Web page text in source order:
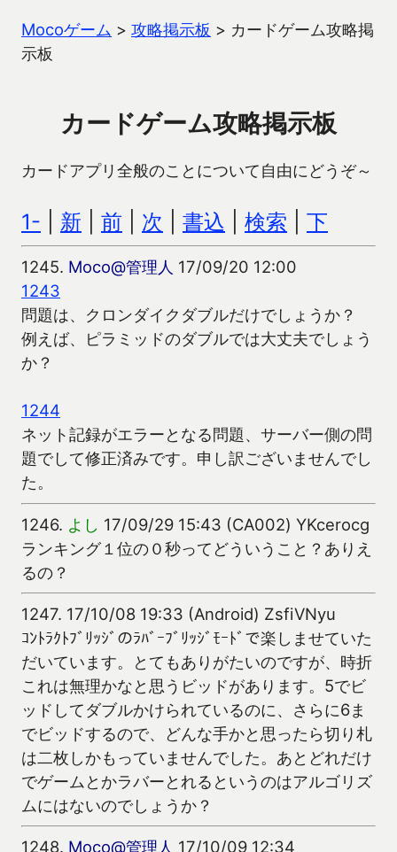
Mocoゲーム > 攻略掲示板 > カードゲーム攻略掲
示板
カードゲーム攻略掲示板
カードアプリ全般のことについて自由にどうぞ～
1- 新 前 次 書込 検索 下
1245. Moco@管理人 17/09/20 12:00
1243
問題は、クロンダイクダブルだけでしょうか？
例えば、ピラミッドのダブルでは大丈夫でしょう
か？
1244
ネット記録がエラーとなる問題、サーバー側の問
題でして修正済みです。申し訳ございませんでし
た。
1246. よし 17/09/29 15:43 (CA002) YKcerocg
ランキング１位の０秒ってどういうこと？ありえ
るの？
1247. 17/10/08 19:33 (Android) ZsfiVNyu
ｺﾝﾄﾗｸﾄﾌﾞﾘｯｼﾞのﾗﾊﾞｰﾌﾞﾘｯｼﾞﾓｰﾄﾞで楽しませていた
だいています。とてもありがたいのですが、時折
これは無理かなと思うビッドがあります。5でビ
ッドしてダブルかけられているのに、さらに6ま
でビッドするので、どんな手かと思ったら切り札
は二枚しかもっていませんでした。あとどれだけ
でゲームとかラバーとれるというのはアルゴリズ
ムにはないのでしょうか？
1248. Moco@管理人 17/10/09 12:34